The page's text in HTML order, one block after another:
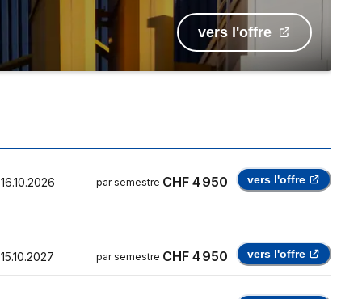
vers l'offre
16.10.2026 par semestre CHF 4 950 vers l'offre
15.10.2027 par semestre CHF 4 950 vers l'offre